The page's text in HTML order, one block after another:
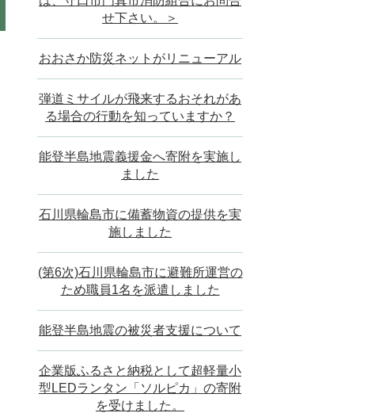
せ下さい。＞
おおさか防災ネットがリニューアル
弾道ミサイルが飛来するおそれがあ
る場合の行動を知っていますか？
能登半島地震義援金へ寄附を実施し
ました
石川県輪島市に備蓄物資の提供を実
施しました
(第6次)石川県輪島市に避難所運営の
ため職員1名を派遣しました
能登半島地震の被災者支援について
企業版ふるさと納税として超軽量小
型LEDランタン「ソルピカ」の寄附
を受けました。